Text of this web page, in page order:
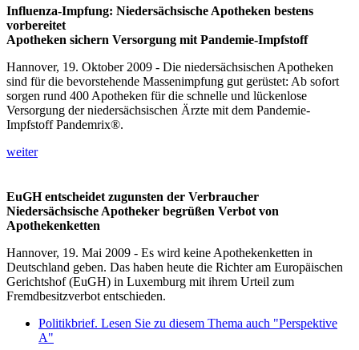
Influenza-Impfung: Niedersächsische Apotheken bestens
vorbereitet
Apotheken sichern Versorgung mit Pandemie-Impfstoff
Hannover, 19. Oktober 2009 - Die niedersächsischen Apotheken
sind für die bevorstehende Massenimpfung gut gerüstet: Ab sofort
sorgen rund 400 Apotheken für die schnelle und lückenlose
Versorgung der niedersächsischen Ärzte mit dem Pandemie-
Impfstoff Pandemrix®.
weiter
EuGH entscheidet zugunsten der Verbraucher
Niedersächsische Apotheker begrüßen Verbot von
Apothekenketten
Hannover, 19. Mai 2009 - Es wird keine Apothekenketten in
Deutschland geben. Das haben heute die Richter am Europäischen
Gerichtshof (EuGH) in Luxemburg mit ihrem Urteil zum
Fremdbesitzverbot entschieden.
Politikbrief. Lesen Sie zu diesem Thema auch "Perspektive
A"